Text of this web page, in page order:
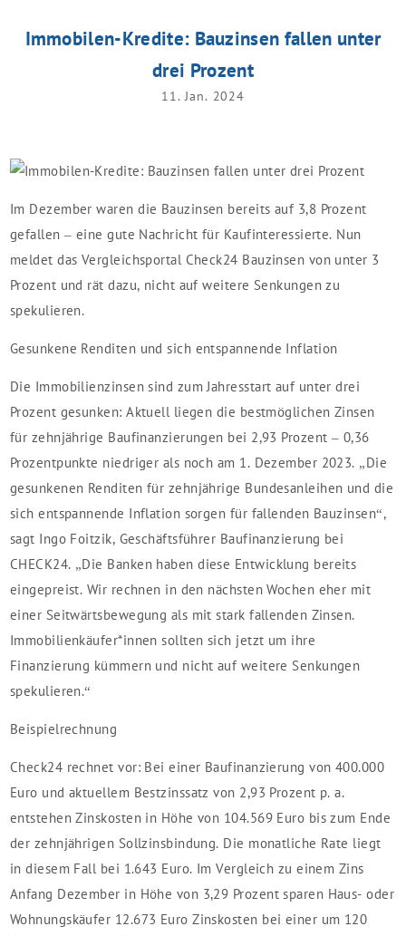
Immobilen-Kredite: Bauzinsen fallen unter
drei Prozent
11. Jan. 2024
Im Dezember waren die Bauzinsen bereits auf 3,8 Prozent
gefallen – eine gute Nachricht für Kaufinteressierte. Nun
meldet das Vergleichsportal Check24 Bauzinsen von unter 3
Prozent und rät dazu, nicht auf weitere Senkungen zu
spekulieren.
Gesunkene Renditen und sich entspannende Inflation
Die Immobilienzinsen sind zum Jahresstart auf unter drei
Prozent gesunken: Aktuell liegen die bestmöglichen Zinsen
für zehnjährige Baufinanzierungen bei 2,93 Prozent – 0,36
Prozentpunkte niedriger als noch am 1. Dezember 2023. „Die
gesunkenen Renditen für zehnjährige Bundesanleihen und die
sich entspannende Inflation sorgen für fallenden Bauzinsen“,
sagt Ingo Foitzik, Geschäftsführer Baufinanzierung bei
CHECK24. „Die Banken haben diese Entwicklung bereits
eingepreist. Wir rechnen in den nächsten Wochen eher mit
einer Seitwärtsbewegung als mit stark fallenden Zinsen.
Immobilienkäufer*innen sollten sich jetzt um ihre
Finanzierung kümmern und nicht auf weitere Senkungen
spekulieren.“
Beispielrechnung
Check24 rechnet vor: Bei einer Baufinanzierung von 400.000
Euro und aktuellem Bestzinssatz von 2,93 Prozent p. a.
entstehen Zinskosten in Höhe von 104.569 Euro bis zum Ende
der zehnjährigen Sollzinsbindung. Die monatliche Rate liegt
in diesem Fall bei 1.643 Euro. Im Vergleich zu einem Zins
Anfang Dezember in Höhe von 3,29 Prozent sparen Haus- oder
Wohnungskäufer 12.673 Euro Zinskosten bei einer um 120